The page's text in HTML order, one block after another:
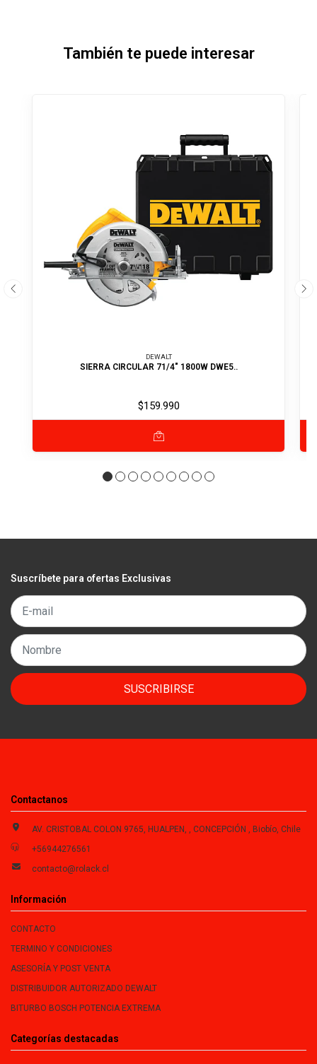
También te puede interesar
DEWALT
SIERRA CIRCULAR 71/4" 1800W DWE5..
$159.990
Suscríbete para ofertas Exclusivas
SUSCRIBIRSE
Contactanos
AV. CRISTOBAL COLON 9765, HUALPEN, , CONCEPCIÓN , Biobío, Chile
+56944276561
contacto@rolack.cl
Información
CONTACTO
TERMINO Y CONDICIONES
ASESORÍA Y POST VENTA
DISTRIBUIDOR AUTORIZADO DEWALT
BITURBO BOSCH POTENCIA EXTREMA
Categorías destacadas